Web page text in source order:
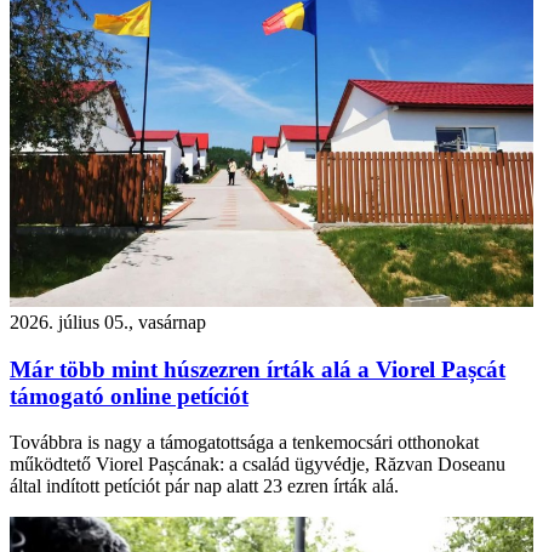
2026. július 05., vasárnap
Már több mint húszezren írták alá a Viorel Pașcát
támogató online petíciót
Továbbra is nagy a támogatottsága a tenkemocsári otthonokat
működtető Viorel Pașcának: a család ügyvédje, Răzvan Doseanu
által indított petíciót pár nap alatt 23 ezren írták alá.